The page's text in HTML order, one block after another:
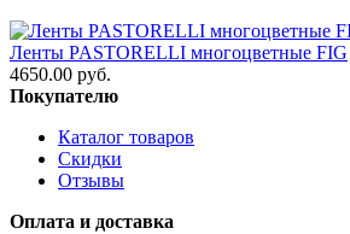
Ленты PASTORELLI многоцветные FIG
4650.00 руб.
Покупателю
Каталог товаров
Скидки
Отзывы
Оплата и доставка